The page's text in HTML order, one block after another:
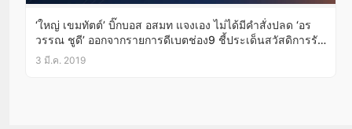
‘ใหญ่ เขมทัตต์’ บิ๊กบอส อสมท แจงเอง ไม่ได้มีคำสั่งปลด ‘อร
วรรณ ชูดี’ ออกจากรายการดีเบตช่อง9 ชี้ประเด็นสวัสดิการรัฐ
ต้องใช้พิธีกรข่าวเศรษฐกิจสร้างความหลากหลายบ้าง
3 มี.ค. 2019